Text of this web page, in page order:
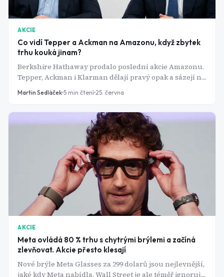
AKCIE
Co vidí Tepper a Ackman na Amazonu, když zbytek
trhu kouká jinam?
Berkshire Hathaway prodalo poslední akcie Amazonu.
Tepper, Ackman i Klarman dělají pravý opak a sázejí na
jednu věc, kterou trh zatím přehlíží.
Martin Sedláček 5 min čtení 25. června
AKCIE
Meta ovládá 80 % trhu s chytrými brýlemi a začíná
zlevňovat. Akcie přesto klesají
Nové brýle Meta Glasses za 299 dolarů jsou nejlevnější,
jaké kdy Meta nabídla. Wall Street je ale téměř ignoruje.